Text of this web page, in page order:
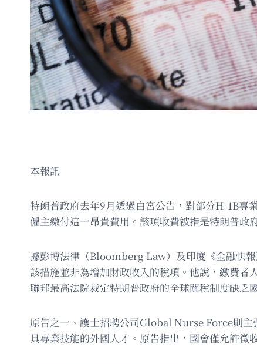
本報訊
特朗普政府去年9月透過白宮公告，對部分H-1B專
僱主繳付這一昂貴費用。該項收費被指是特朗普政
據彭博法律（Bloomberg Law）及印度《金融快
該措施並非為增加財政收入的稅項。他說，繳費者
聯邦最高法院裁定特朗普政府的全球關稅制度缺乏
原告之一、護士招聘公司Global Nurse Force則主
具專業技能的外國人才。原告指出，國會僅允許徵